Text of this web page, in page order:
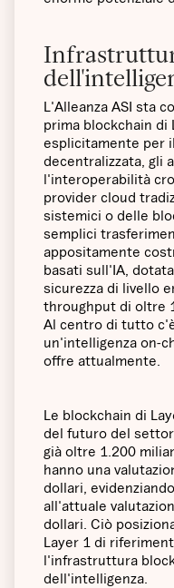
L'Alleanza ASI sta
prima blockchain di
esplicitamente per
decentralizzata, gli
l'interoperabilità
provider cloud
sistemici o delle
semplici
appositamente
basati sull'IA,
sicurezza di livello
throughput di oltre
Al centro di tutto
un'intelligenza on-
offre attualmente.
Le blockchain di
del futuro del
già oltre 1.200
hanno una
dollari,
all'attuale
dollari. Ciò
Layer 1 di
l'infrastruttura
dell'intelligenza.